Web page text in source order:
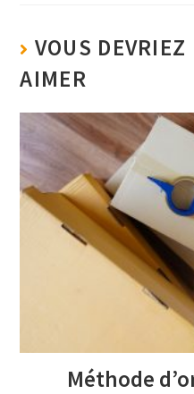
VOUS DEVRIEZ
AIMER
Méthode